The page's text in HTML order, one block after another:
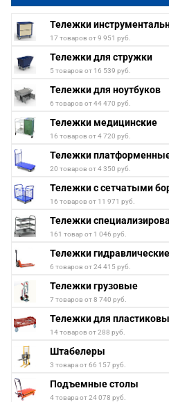
Тележки
17 товаров от 9 951 руб.
Тележки для стружки
5 товаров от 16 539 руб.
Тележки для ноутбуков
6 товаров от 44 470 руб.
Тележки медицинские
16 товаров от 4 720 руб.
Тележки
20 товаров от 4 350 руб.
Тележки с сетчатыми
16 товаров от 11 971 руб.
Тележки
161 товар от 1 046 руб.
Тележки гидравлические
6 товаров от 24 415 руб.
Тележки грузовые
7 товаров от 8 740 руб.
Тележки для
14 товаров от 288 руб.
Штабелеры
3 товара от 66 157 руб.
Подъемные столы
4 товара от 24 078 руб.